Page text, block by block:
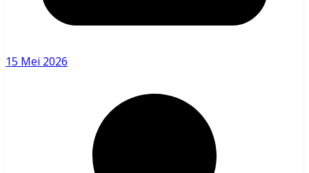
15 Mei 2026